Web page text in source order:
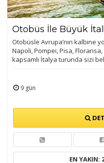
Otobüs İle Büyük
Otobüsle Avrupa’nın kalbine
Napoli, Pompei, Pisa,
kapsamlı İtalya turunda sizi
9 gün
EN YAKIN: